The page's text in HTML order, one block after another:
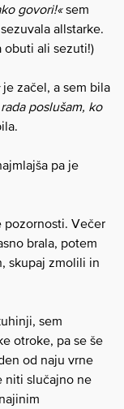
govori!«sem
allstarke.
obuti ali sezuti!)
je začel, a sem bila
poslušam, ko
pa je
pozornosti. Večer
brala, potem
skupaj zmolili in
sem
otroke, pa se še
od naju vrne
niti slučajno ne